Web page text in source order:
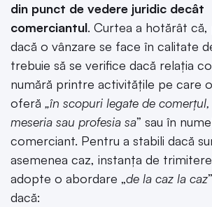
din punct de vedere juridic decât
comerciantul. Curtea a hotărât că,
dacă o vânzare se face în calitate
trebuie să se verifice dacă relația
numără printre activitățile pe care
oferă „în scopuri legate de comerțul,
meseria sau profesia sa” sau în
comerciant. Pentru a stabili dacă
asemenea caz, instanța de
adopte o abordare „de la caz la caz
dacă: